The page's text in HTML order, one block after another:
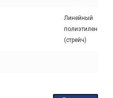
Линейный
полиэтилен
(стрейч)